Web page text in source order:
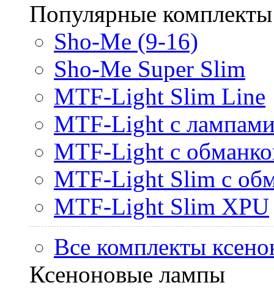
Популярные комплекты
Sho-Me (9-16)
Sho-Me Super Slim
MTF-Light Slim Line
MTF-Light с
MTF-Light с
MTF-Light Slim с
MTF-Light Slim XPU
Все комплекты
Ксеноновые лампы